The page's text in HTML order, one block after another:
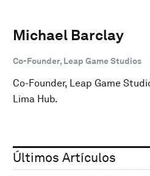
Michael Barclay
Co-Founder, Leap Game Studios
Co-Founder, Leap Game
Lima Hub.
Últimos Artículos